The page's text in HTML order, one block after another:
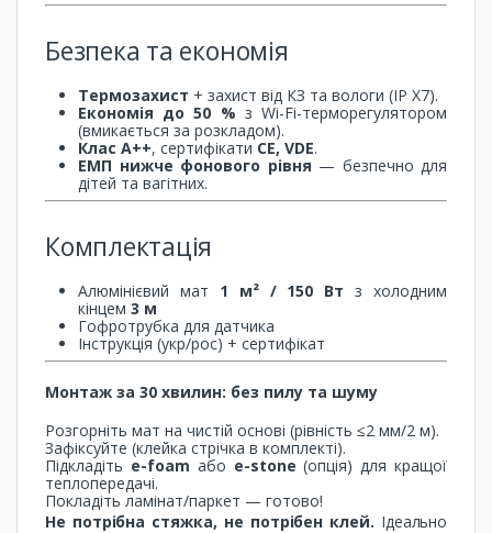
Безпека та економія
Термозахист + захист від КЗ та вологи (IP X7).
Економія до 50 % з Wi-Fi-терморегулятором
(вмикається за розкладом).
Клас A++, сертифікати CE, VDE.
ЕМП нижче фонового рівня — безпечно для
дітей та вагітних.
Комплектація
Алюмінієвий мат 1 м² / 150 Вт з холодним
кінцем 3 м
Гофротрубка для датчика
Інструкція (укр/рос) + сертифікат
Монтаж за 30 хвилин: без пилу та шуму
Розгорніть мат на чистій основі (рівність ≤2 мм/2 м).
Зафіксуйте (клейка стрічка в комплекті).
Підкладіть e-foam або e-stone (опція) для кращої
теплопередачі.
Покладіть ламінат/паркет — готово!
Не потрібна стяжка, не потрібен клей. Ідеально